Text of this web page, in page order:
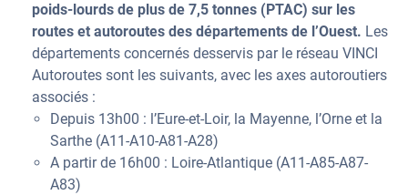
poids-lourds de plus de 7,5 tonnes (PTAC) sur les
routes et autoroutes des départements de l’Ouest. Les
départements concernés desservis par le réseau VINCI
Autoroutes sont les suivants, avec les axes autoroutiers
associés :
Depuis 13h00 : l’Eure-et-Loir, la Mayenne, l’Orne et la
Sarthe (A11-A10-A81-A28)
A partir de 16h00 : Loire-Atlantique (A11-A85-A87-
A83)